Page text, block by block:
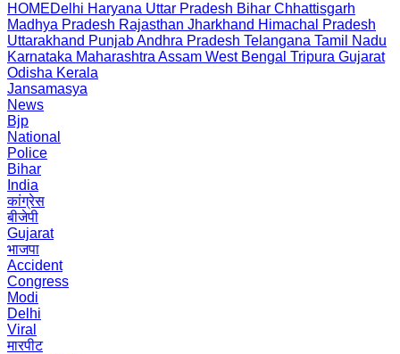
HOMEDelhi Haryana Uttar Pradesh Bihar Chhattisgarh
Madhya Pradesh Rajasthan Jharkhand Himachal Pradesh
Uttarakhand PunjabAndhra Pradesh Telangana Tamil Nadu
Karnataka Maharashtra Assam West Bengal Tripura Gujarat
Odisha Kerala
Jansamasya
News
Bjp
National
Police
Bihar
India
कांग्रेस
बीजेपी
Gujarat
भाजपा
Accident
Congress
Modi
Delhi
Viral
मारपीट